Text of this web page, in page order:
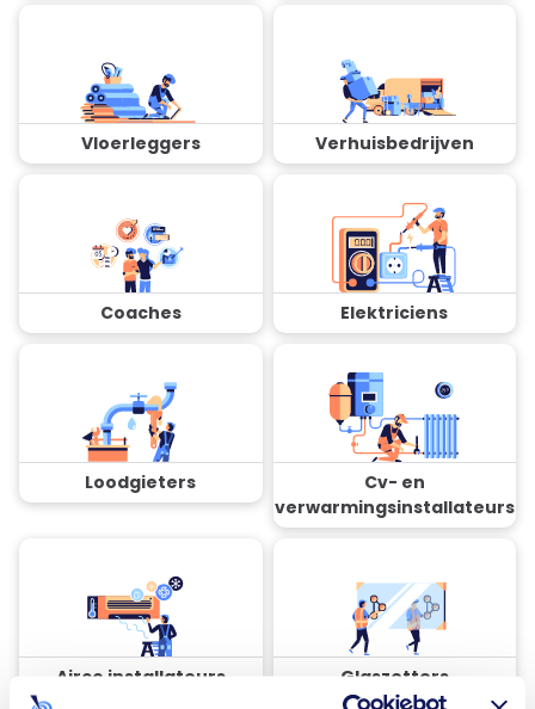
Vloerleggers Verhuisbedrijven
Coaches Elektriciens
Loodgieters
Cv- en
verwarmingsinstallateurs
Airco installateurs Glaszetters